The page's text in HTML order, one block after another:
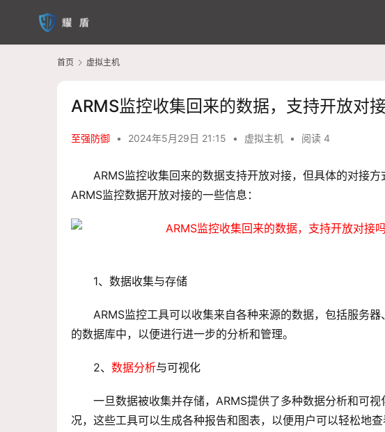
首页 虚拟主机
ARMS监控收集回来的数据，支持开放对
至强防御 • 2024年5月29日 21:15 • 虚拟主机 • 阅读 4
ARMS监控收集回来的数据支持开放对接，但具体的对接
ARMS监控数据开放对接的一些信息：
1、数据收集与存储
ARMS监控工具可以收集来自各种来源的数据，包括服务
的数据库中，以便进行进一步的分析和管理。
2、 数据分析与可视化
一旦数据被收集并存储，ARMS提供了多种数据分析和可视
况，这些工具可以生成各种报告和图表，以便用户可以轻松地查